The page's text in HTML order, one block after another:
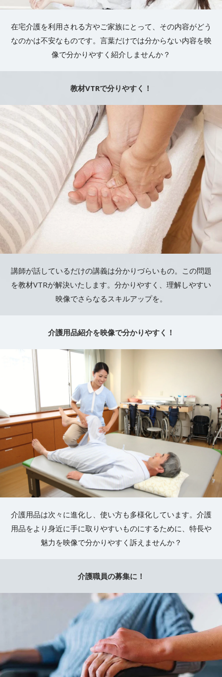
在宅介護を利用される方やご家族にとって、その内容がどう
なのかは不安なものです。言葉だけでは分からない内容を映
像で分かりやすく紹介しませんか？
教材VTRで分りやすく！
講師が話しているだけの講義は分かりづらいもの。この問題
を教材VTRが解決いたします。分かりやすく、理解しやすい
映像でさらなるスキルアップを。
介護用品紹介を映像で分かりやすく！
介護用品は次々に進化し、使い方も多様化しています。介護
用品をより身近に手に取りやすいものにするために、特長や
魅力を映像で分かりやすく訴えませんか？
介護職員の募集に！